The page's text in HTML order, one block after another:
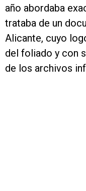
año abordaba
trataba de un
Alicante, cuyo
del foliado y con
de los archivos